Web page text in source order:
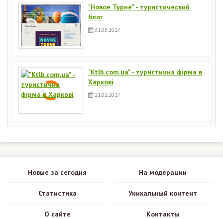
"Новое Турне" - туристический
блог
31.05.2017
"Ktlb.com.ua" - туристична фірма в
Харкові
21.01.2017
Новые за сегодня На модерации
Статистика Уникальный контент
О сайте Контакты